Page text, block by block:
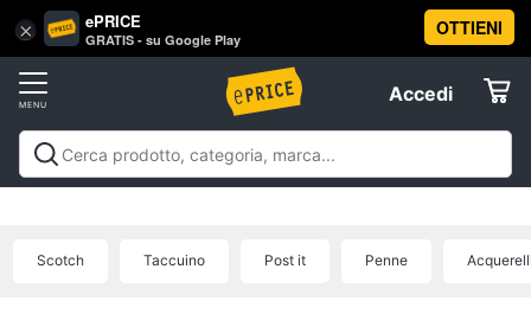
× ePRICE
GRATIS - su Google Play
OTTIENI
Accedi
Accedi
Registrati
Offerte
Vai
al
Scotch Taccuino Post it Penne